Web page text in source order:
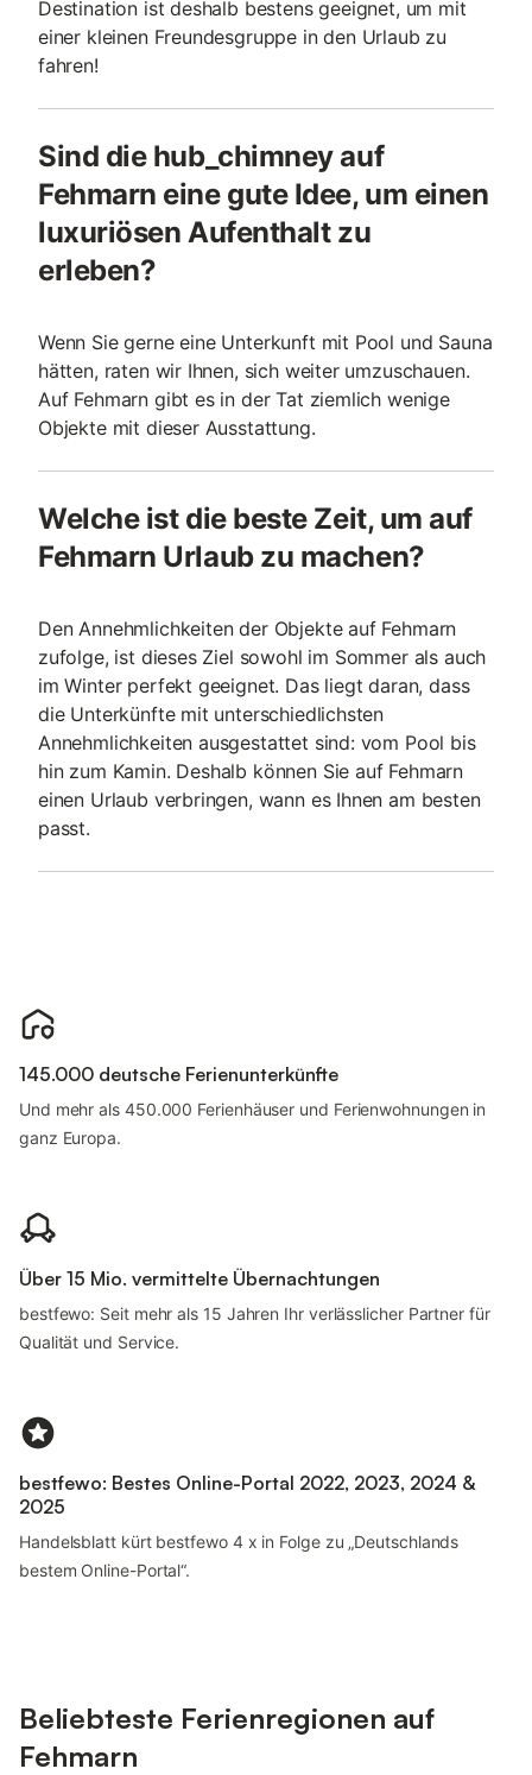
Destination ist deshalb bestens geeignet, um mit
einer kleinen Freundesgruppe in den Urlaub zu
fahren!
Sind die hub_chimney auf
Fehmarn eine gute Idee, um einen
luxuriösen Aufenthalt zu
erleben?
Wenn Sie gerne eine Unterkunft mit Pool und Sauna
hätten, raten wir Ihnen, sich weiter umzuschauen.
Auf Fehmarn gibt es in der Tat ziemlich wenige
Objekte mit dieser Ausstattung.
Welche ist die beste Zeit, um auf
Fehmarn Urlaub zu machen?
Den Annehmlichkeiten der Objekte auf Fehmarn
zufolge, ist dieses Ziel sowohl im Sommer als auch
im Winter perfekt geeignet. Das liegt daran, dass
die Unterkünfte mit unterschiedlichsten
Annehmlichkeiten ausgestattet sind: vom Pool bis
hin zum Kamin. Deshalb können Sie auf Fehmarn
einen Urlaub verbringen, wann es Ihnen am besten
passt.
145.000 deutsche Ferienunterkünfte
Und mehr als 450.000 Ferienhäuser und Ferienwohnungen in
ganz Europa.
Über 15 Mio. vermittelte Übernachtungen
bestfewo: Seit mehr als 15 Jahren Ihr verlässlicher Partner für
Qualität und Service.
bestfewo: Bestes Online-Portal 2022, 2023, 2024 &
2025
Handelsblatt kürt bestfewo 4 x in Folge zu „Deutschlands
bestem Online-Portal“.
Beliebteste Ferienregionen auf
Fehmarn